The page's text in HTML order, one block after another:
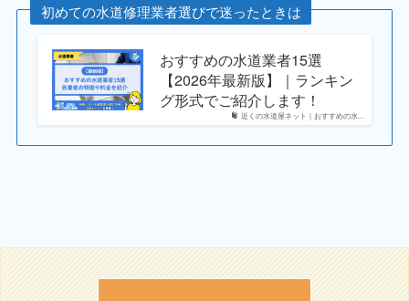
初めての水道修理業者選びで迷ったときは
近くの水道屋ネット｜おすすめの水...
おすすめの水道業者15選
【2026年最新版】｜ランキン
グ形式でご紹介します！